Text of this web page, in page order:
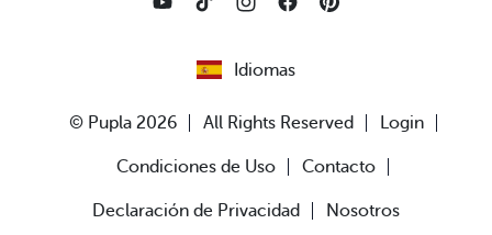
Idiomas
© Pupla 2026 All Rights Reserved Login
Condiciones de Uso Contacto
Declaración de Privacidad Nosotros